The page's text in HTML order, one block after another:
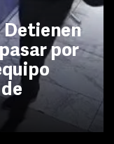
Detienen
por